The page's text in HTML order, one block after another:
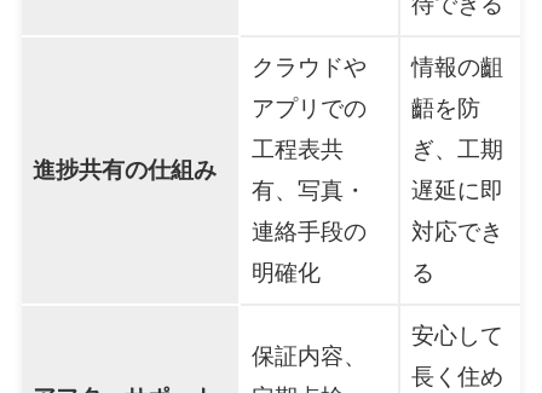
進捗共有の仕組み
クラウドや
アプリでの
工程表共
有、写真・
連絡手段の
明確化
情報の齟
齬を防
ぎ、工期
遅延に即
対応でき
る
保証内容、
安心して
長く住め